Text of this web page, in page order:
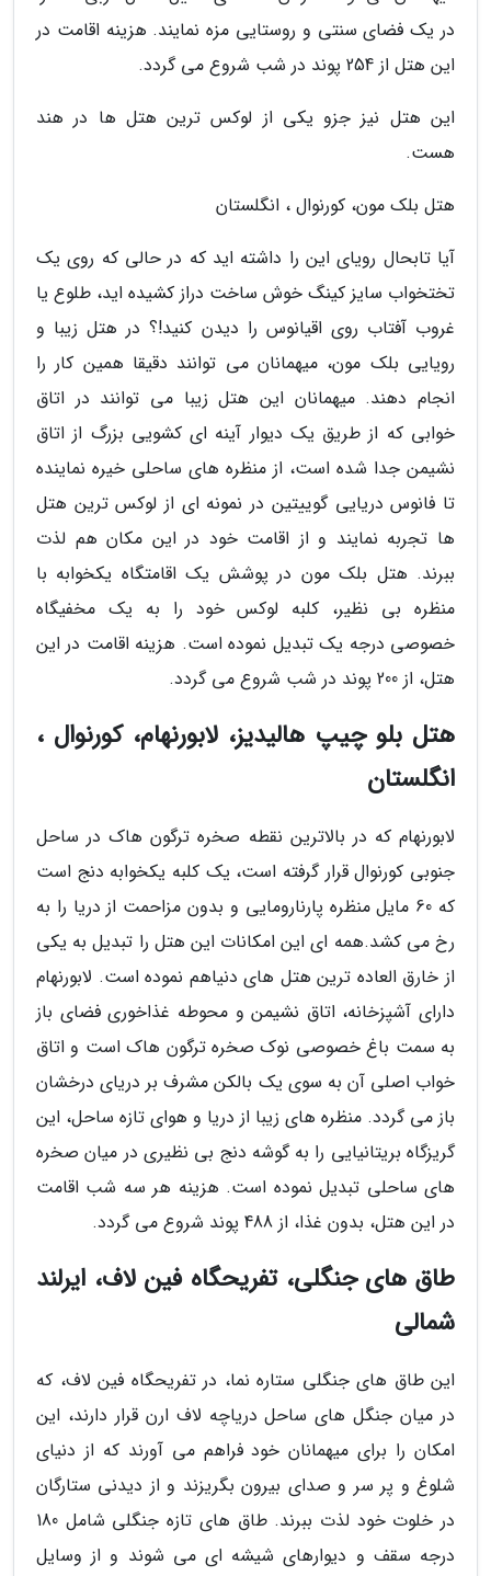
در یک فضای سنتی و روستایی مزه نمایند. هزینه اقامت در
این هتل از 254 پوند در شب شروع می گردد.
این هتل نیز جزو یکی از لوکس ترین هتل ها در هند
هست.
هتل بلک مون، کورنوال ، انگلستان
آیا تابحال رویای این را داشته اید که در حالی که روی یک
تختخواب سایز کینگ خوش ساخت دراز کشیده اید، طلوع یا
غروب آفتاب روی اقیانوس را دیدن کنید!؟ در هتل زیبا و
رویایی بلک مون، میهمانان می توانند دقیقا همین کار را
انجام دهند. میهمانان این هتل زیبا می توانند در اتاق
خوابی که از طریق یک دیوار آینه ای کشویی بزرگ از اتاق
نشیمن جدا شده است، از منظره های ساحلی خیره نماینده
تا فانوس دریایی گوییتین در نمونه ای از لوکس ترین هتل
ها تجربه نمایند و از اقامت خود در این مکان هم لذت
ببرند. هتل بلک مون در پوشش یک اقامتگاه یکخوابه با
منظره بی نظیر، کلبه لوکس خود را به یک مخفیگاه
خصوصی درجه یک تبدیل نموده است. هزینه اقامت در این
هتل، از 200 پوند در شب شروع می گردد.
هتل بلو چیپ هالیدیز، لابورنهام، کورنوال ،
انگلستان
لابورنهام که در بالاترین نقطه صخره ترگون هاک در ساحل
جنوبی کورنوال قرار گرفته است، یک کلبه یکخوابه دنج است
که 60 مایل منظره پارنارومایی و بدون مزاحمت از دریا را به
رخ می کشد.همه ای این امکانات این هتل را تبدیل به یکی
از خارق العاده ترین هتل های دنیاهم نموده است. لابورنهام
دارای آشپزخانه، اتاق نشیمن و محوطه غذاخوری فضای باز
به سمت باغ خصوصی نوک صخره ترگون هاک است و اتاق
خواب اصلی آن به سوی یک بالکن مشرف بر دریای درخشان
باز می گردد. منظره های زیبا از دریا و هوای تازه ساحل، این
گریزگاه بریتانیایی را به گوشه دنج بی نظیری در میان صخره
های ساحلی تبدیل نموده است. هزینه هر سه شب اقامت
در این هتل، بدون غذا، از 488 پوند شروع می گردد.
طاق های جنگلی، تفریحگاه فین لاف، ایرلند
شمالی
این طاق های جنگلی ستاره نما، در تفریحگاه فین لاف، که
در میان جنگل های ساحل دریاچه لاف ارن قرار دارند، این
امکان را برای میهمانان خود فراهم می آورند که از دنیای
شلوغ و پر سر و صدای بیرون بگریزند و از دیدنی ستارگان
در خلوت خود لذت ببرند. طاق های تازه جنگلی شامل 180
درجه سقف و دیوارهای شیشه ای می شوند و از وسایل